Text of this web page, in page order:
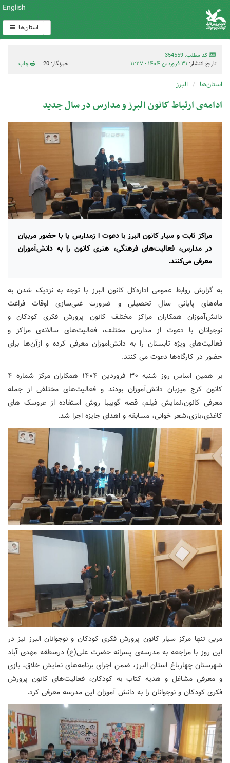
English
استان‌ها
کد مطلب: 354559
تاریخ انتشار: ۳۱ فروردین ۱۴۰۴ - ۱۱:۲۷ خبرنگار: 20 چاپ
استان‌ها البرز
ادامه‌ی ارتباط کانون البرز و مدارس در سال جدید
مراکز ثابت و سیار کانون البرز با دعوت ا زمدارس یا با حضور مربیان
در مدارس، فعالیت‌های فرهنگی، هنری کانون را به دانش‌آموزان
معرفی می‌کنند.
به گزارش روابط عمومی اداره‌کل کانون البرز با توجه به نزدیک شدن به
ماه‌های پایانی سال تحصیلی و ضرورت غنی‌سازی اوقات فراغت
دانش‌آموزان همکاران مراکز مختلف کانون پرورش فکری کودکان و
نوجوانان با دعوت از مدارس مختلف، فعالیت‌های سالانه‌ی مراکز و
فعالیت‌های ویژه تابستان را به دانش‌اموزان معرفی کرده و ازآن‌ها برای
حضور در کارگاه‌ها دعوت می کنند.
بر همین اساس روز شنبه ۳۰ فروردین ۱۴۰۴ همکاران مرکز شماره ۴
کانون کرج میزبان دانش‌آموزان بودند و فعالیت‌های مختلفی از جمله
معرفی کانون،نمایش فیلم، قصه گوییبا روش استفاده از عروسک های
کاغذی،بازی،شعر خوانی، مسابقه و اهدای جایزه اجرا شد.
مربی تنها مرکز سیار کانون پرورش فکری کودکان و نوجوانان البرز نیز در
این روز با مراجعه به مدرسه‌ی پسرانه حضرت علی(ع) درمنطقه مهدی آباد
شهرستان چهارباغ استان البرز، ضمن اجرای برنامه‌های نمایش خلاق، بازی
و معرفی مشاغل و هدیه کتاب به کودکان، فعالیت‌های کانون پرورش
فکری کودکان و نوجوانان را به دانش آموزان این مدرسه معرفی کرد.